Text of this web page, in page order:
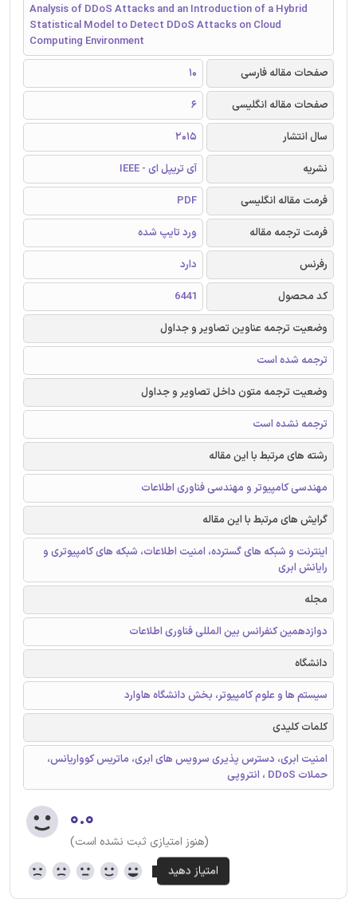
Analysis of DDoS Attacks and an Introduction of a Hybrid
Statistical Model to Detect DDoS Attacks on Cloud
Computing Environment
صفحات مقاله فارسی
10
صفحات مقاله انگلیسی
6
سال انتشار
2015
نشریه
آی تریپل ای - IEEE
فرمت مقاله انگلیسی
PDF
فرمت ترجمه مقاله
ورد تایپ شده
رفرنس
دارد
کد محصول
6441
وضعیت ترجمه عناوین تصاویر و جداول
ترجمه شده است
وضعیت ترجمه متون داخل تصاویر و جداول
ترجمه نشده است
رشته های مرتبط با این مقاله
مهندسی کامپیوتر و مهندسی فناوری اطلاعات
گرایش های مرتبط با این مقاله
اینترنت و شبکه های گسترده، امنیت اطلاعات، شبکه های کامپیوتری و
رایانش ابری
مجله
دوازدهمین کنفرانس بین المللی فناوری اطلاعات
دانشگاه
سیستم ها و علوم کامپیوتر، بخش دانشگاه هاوارد
کلمات کلیدی
امنیت ابری، دسترس پذیری سرویس های ابری، ماتریس کوواریانس،
حملات DDoS ، انتروپی
۰.۰
(هنوز امتیازی ثبت نشده است)